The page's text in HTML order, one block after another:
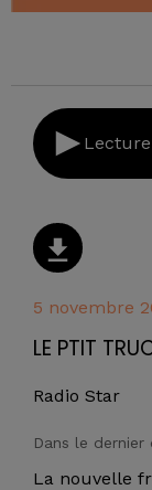
5 novembre
LE PTIT
Radio Star
Dans le
La nouvelle